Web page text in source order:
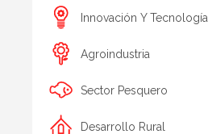
Innovación Y Tecnología
Agroindustria
Sector Pesquero
Desarrollo Rural